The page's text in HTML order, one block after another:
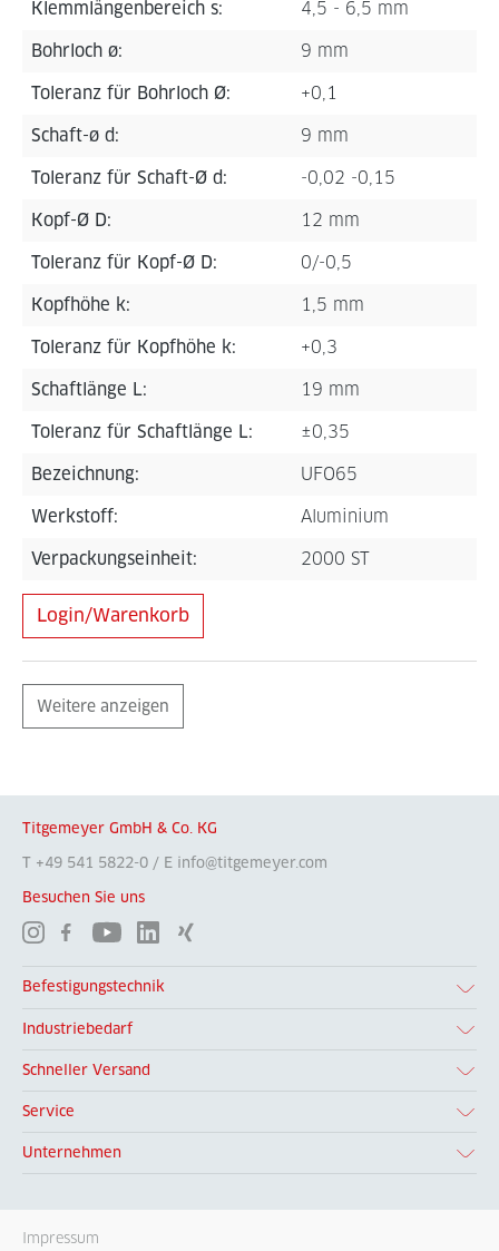
Klemmlängenbereich s: 4,5 - 6,5 mm
Bohrloch ø: 9 mm
Toleranz für Bohrloch Ø: +0,1
Schaft-ø d: 9 mm
Toleranz für Schaft-Ø d: -0,02 -0,15
Kopf-Ø D: 12 mm
Toleranz für Kopf-Ø D: 0/-0,5
Kopfhöhe k: 1,5 mm
Toleranz für Kopfhöhe k: +0,3
Schaftlänge L: 19 mm
Toleranz für Schaftlänge L: ±0,35
Bezeichnung: UFO65
Werkstoff: Aluminium
Verpackungseinheit: 2000 ST
Login/Warenkorb
Weitere anzeigen
Titgemeyer GmbH & Co. KG
T +49 541 5822-0 / E info@titgemeyer.com
Besuchen Sie uns
Befestigungstechnik
Industriebedarf
Schneller Versand
Service
Unternehmen
Impressum